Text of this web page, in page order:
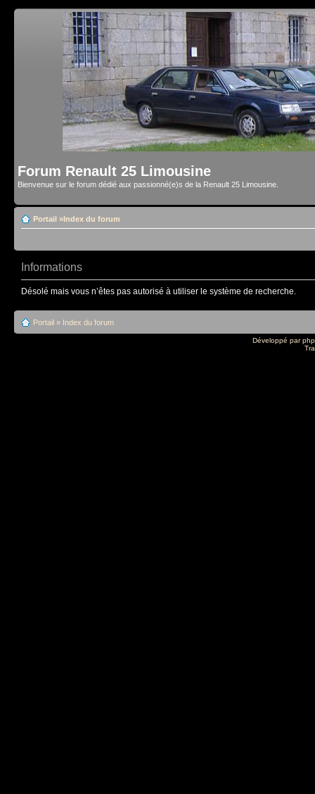
Forum Renault 25 Limousine
Bienvenue sur le forum dédié aux passionné(e)s de la Renault 25 Limousine.
Portail »Index du forum
Informations
Désolé mais vous n’êtes pas autorisé à utiliser le système de recherche.
Portail » Index du forum
Développé par